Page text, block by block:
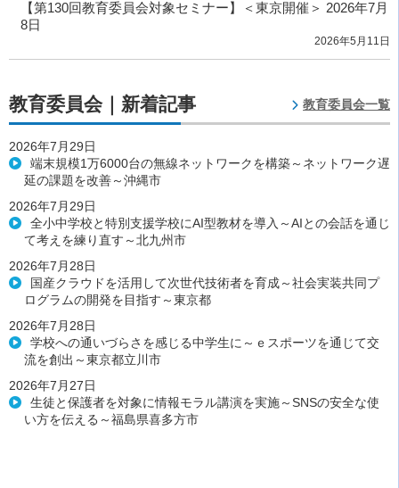
【第130回教育委員会対象セミナー】＜東京開催＞ 2026年7月
8日
2026年5月11日
教育委員会｜新着記事 教育委員会一覧
2026年7月29日
端末規模1万6000台の無線ネットワークを構築～ネットワーク遅
延の課題を改善～沖縄市
2026年7月29日
全小中学校と特別支援学校にAI型教材を導入～AIとの会話を通じ
て考えを練り直す～北九州市
2026年7月28日
国産クラウドを活用して次世代技術者を育成～社会実装共同プ
ログラムの開発を目指す～東京都
2026年7月28日
学校への通いづらさを感じる中学生に～ｅスポーツを通じて交
流を創出～東京都立川市
2026年7月27日
生徒と保護者を対象に情報モラル講演を実施～SNSの安全な使
い方を伝える～福島県喜多方市